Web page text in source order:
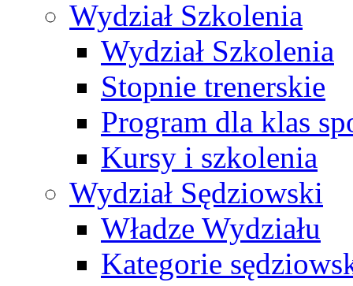
Wydział Szkolenia
Wydział Szkolenia
Stopnie trenerskie
Program dla klas
Kursy i szkolenia
Wydział Sędziowski
Władze Wydziału
Kategorie